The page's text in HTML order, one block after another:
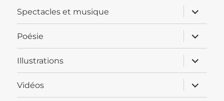
menu
Spectacles et musique
ouvrir
le
sous-
menu
Poésie
ouvrir
le
sous-
menu
Illustrations
ouvrir
le
sous-
menu
Vidéos
ouvrir
le
sous-